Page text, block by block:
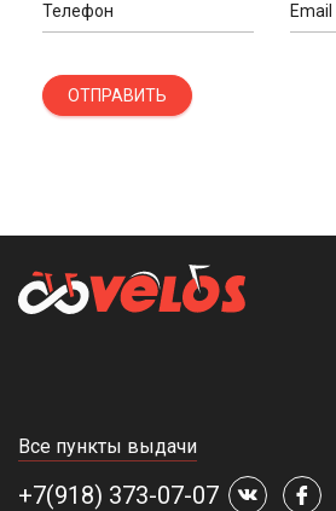
Телефон Email
ОТПРАВИТЬ
Все пункты выдачи
+7(918) 373-07-07